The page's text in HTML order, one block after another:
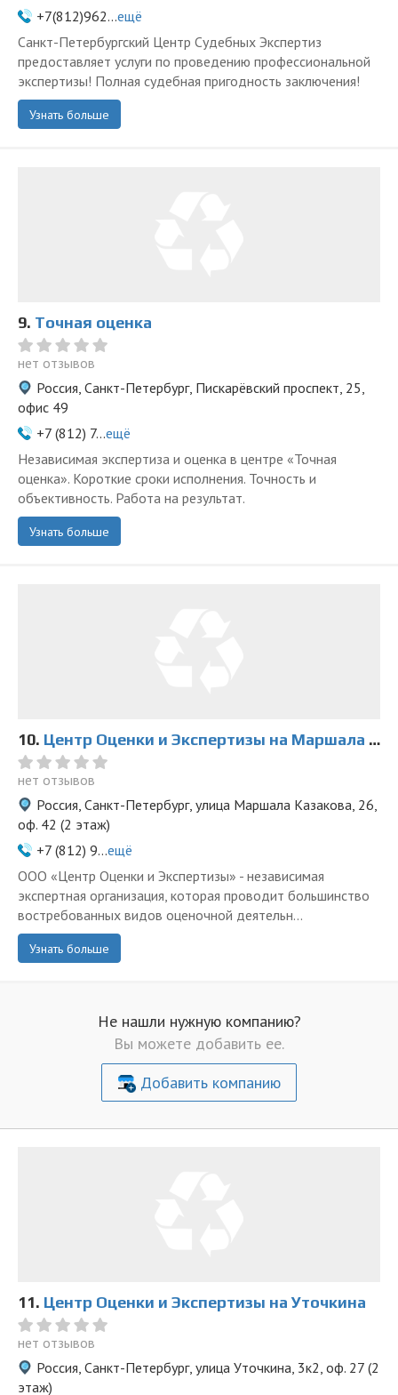
+7(812)962...ещё
Санкт-Петербургский Центр Судебных Экспертиз
предоставляет услуги по проведению профессиональной
экспертизы! Полная судебная пригодность заключения!
Узнать больше
9. Точная оценка
нет отзывов
Россия, Санкт-Петербург, Пискарёвский проспект, 25,
офис 49
+7 (812) 7...ещё
Независимая экспертиза и оценка в центре «Точная
оценка». Короткие сроки исполнения. Точность и
объективность. Работа на результат.
Узнать больше
10. Центр Оценки и Экспертизы на Маршала Казакова
нет отзывов
Россия, Санкт-Петербург, улица Маршала Казакова, 26,
оф. 42 (2 этаж)
+7 (812) 9...ещё
ООО «Центр Оценки и Экспертизы» - независимая
экспертная организация, которая проводит большинство
востребованных видов оценочной деятельн...
Узнать больше
Не нашли нужную компанию?
Вы можете добавить ее.
Добавить компанию
11. Центр Оценки и Экспертизы на Уточкина
нет отзывов
Россия, Санкт-Петербург, улица Уточкина, 3к2, оф. 27 (2
этаж)